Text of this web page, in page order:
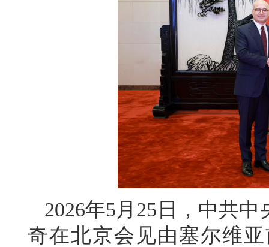
2026年5月25日，中共
奇在北京会见由塞尔维